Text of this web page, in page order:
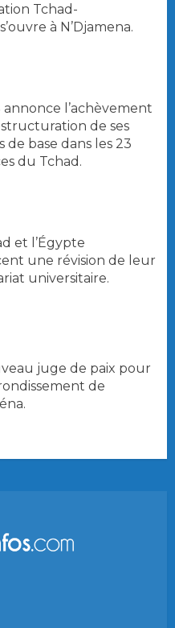
Tchad-
à N’Djamena.
annonce l’achèvement
de ses
de base dans les 23
du Tchad.
et l’Égypte
une révision de leur
universitaire.
juge de paix pour
de